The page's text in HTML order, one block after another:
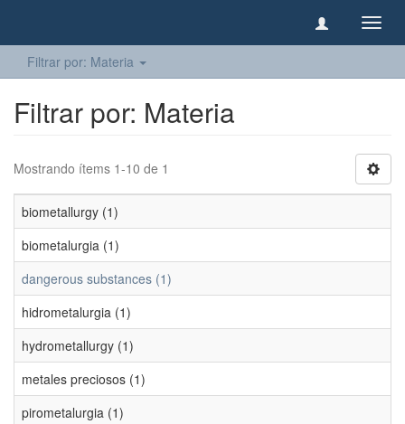
Filtrar por: Materia
Filtrar por: Materia
Mostrando ítems 1-10 de 1
biometallurgy (1)
biometalurgia (1)
dangerous substances (1)
hidrometalurgia (1)
hydrometallurgy (1)
metales preciosos (1)
pirometalurgia (1)